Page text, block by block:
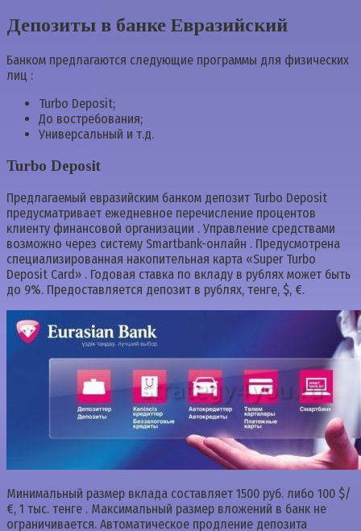
Депозиты в банке Евразийский
Банком предлагаются следующие программы для физических
лиц :
Turbo Deposit;
До востребования;
Универсальный и т.д.
Turbo Deposit
Предлагаемый евразийским банком депозит Turbo Deposit
предусматривает ежедневное перечисление процентов
клиенту финансовой организации . Управление средствами
возможно через систему Smartbank-онлайн . Предусмотрена
специализированная накопительная карта «Super Turbo
Deposit Card» . Годовая ставка по вкладу в рублях может быть
до 9%. Предоставляется депозит в рублях, тенге, $, €.
Минимальный размер вклада составляет 1500 руб. либо 100 $/
€, 1 тыс. тенге . Максимальный размер вложений в банк не
ограничивается. Автоматическое продление депозита